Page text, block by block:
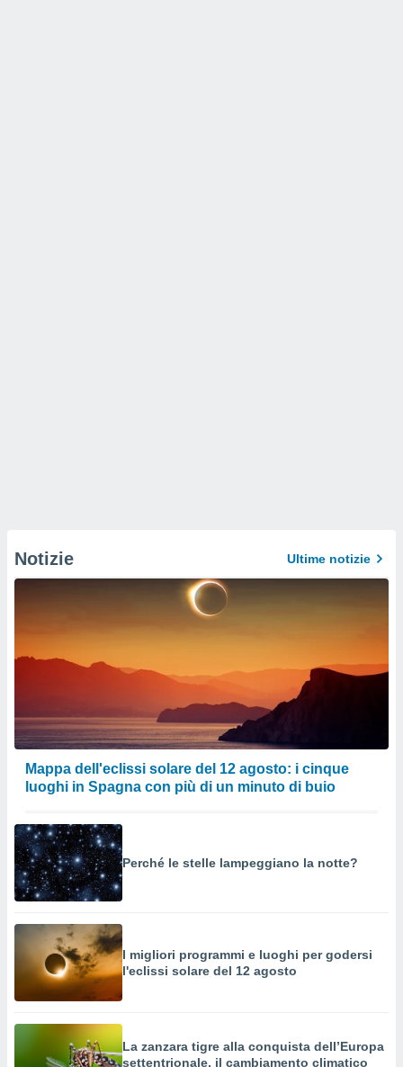
Notizie Ultime notizie
Mappa dell'eclissi solare del 12 agosto: i cinque
luoghi in Spagna con più di un minuto di buio
Perché le stelle lampeggiano la notte?
I migliori programmi e luoghi per godersi
l'eclissi solare del 12 agosto
La zanzara tigre alla conquista dell’Europa
settentrionale, il cambiamento climatico